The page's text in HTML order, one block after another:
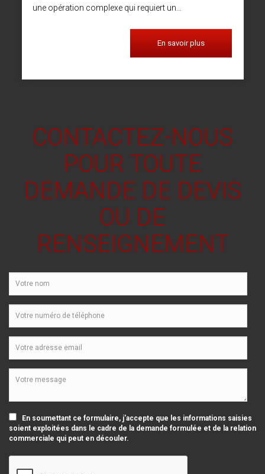
une opération complexe qui requiert un…
En savoir plus
CONTACTEZ-NOUS
POUR TOUTE
DEMANDE DE DEVIS
OU DE
RENSEIGNEMENT
En soumettant ce formulaire, j'accepte que les informations saisies
soient exploitées dans le cadre de la demande formulée et de la relation
commerciale qui peut en découler.